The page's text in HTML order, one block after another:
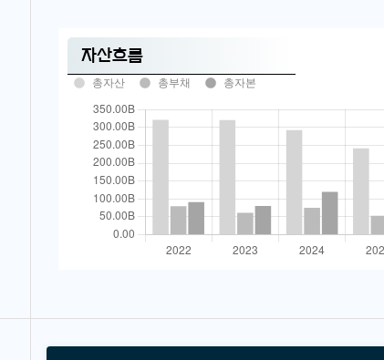
자산흐름
총자산 총부채 총자본